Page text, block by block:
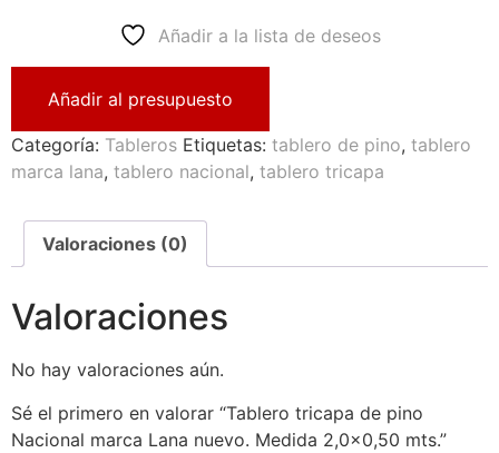
Añadir a la lista de deseos
Añadir al presupuesto
Categoría: Tableros Etiquetas: tablero de pino, tablero
marca lana, tablero nacional, tablero tricapa
Valoraciones (0)
Valoraciones
No hay valoraciones aún.
Sé el primero en valorar “Tablero tricapa de pino
Nacional marca Lana nuevo. Medida 2,0×0,50 mts.”